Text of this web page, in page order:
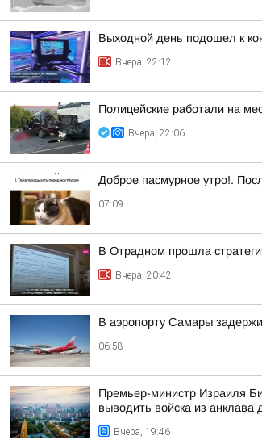
Выходной день подошел к
Вчера, 22:12
Полицейские работали на
Вчера, 22:06
Доброе пасмурное утро!.
07:09
В Отрадном прошла
Вчера, 20:42
В аэропорту Самары
06:58
Премьер-министр Израиля
выводить войска из
Вчера, 19:46